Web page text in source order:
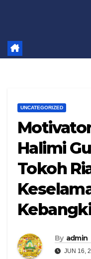
UNCATEGORIZED
Halimi
Tokoh
By admin
JUN 16,